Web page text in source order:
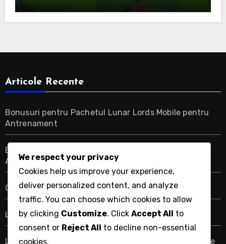
Articole Recente
Bonusuri pentru Pachetul Lunar Lords Mobile pentru
Antrenament
Bonusuri pentru Pachetul Lunar Lords Mobile pentru
Acceleratoare
Coduri de cadou Lords Mobile pentru membrii gildei
Lords Mobile Guildfest Cufere de Recompense
Lords Mobile Cufere de Recompense pentru Cercetare
We respect your privacy
Cookies help us improve your experience,
deliver personalized content, and analyze
traffic. You can choose which cookies to allow
by clicking Customize. Click Accept All to
consent or Reject All to decline non-essential
cookies.